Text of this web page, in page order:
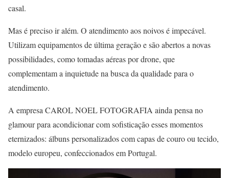
casal.
Mas é preciso ir além. O atendimento aos noivos é impecável.
Utilizam equipamentos de última geração e são abertos a novas
possibilidades, como tomadas aéreas por drone, que
complementam a inquietude na busca da qualidade para o
atendimento.
A empresa CAROL NOEL FOTOGRAFIA ainda pensa no
glamour para acondicionar com sofisticação esses momentos
eternizados: álbuns personalizados com capas de couro ou tecido,
modelo europeu, confeccionados em Portugal.